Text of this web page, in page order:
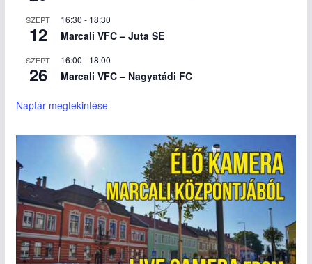
SZEPT
12
16:30 - 18:30
Marcali VFC – Juta SE
SZEPT
26
16:00 - 18:00
Marcali VFC – Nagyatádi FC
Naptár megtekintése